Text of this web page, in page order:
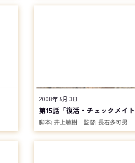
2008年 5月 3日
第15話「復活・チェックメイ
脚本: 井上敏樹 監督: 長石多可男